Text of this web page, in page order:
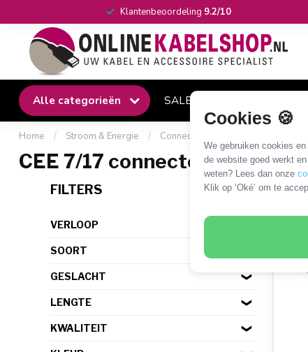
Cookies 🍪
We gebruiken cookies
de website goed werkt
weten? Lees dan onze
Klik op ‘Oké’ om te
Klantenbeoordeling 9.2/10
Alle categorieën SALE
Home / Stroom & Energie / Connectoren
CEE 7/17 connectoren
FILTERS
VERLOOP
SOORT
GESLACHT
LENGTE
KWALITEIT
1